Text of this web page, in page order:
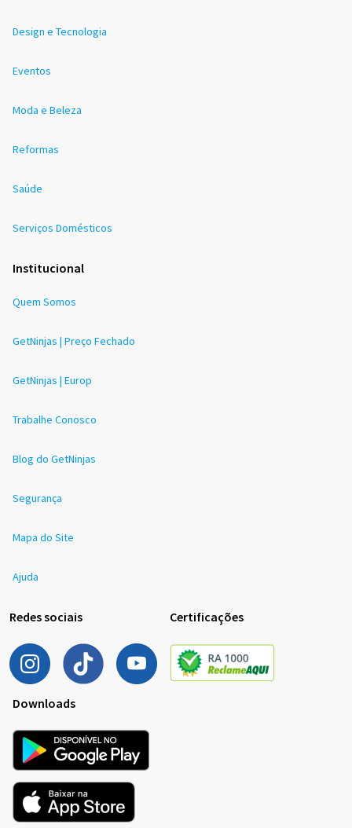
Design e Tecnologia
Eventos
Moda e Beleza
Reformas
Saúde
Serviços Domésticos
Institucional
Quem Somos
GetNinjas | Preço Fechado
GetNinjas | Europ
Trabalhe Conosco
Blog do GetNinjas
Segurança
Mapa do Site
Ajuda
Redes sociais Certificações
Downloads